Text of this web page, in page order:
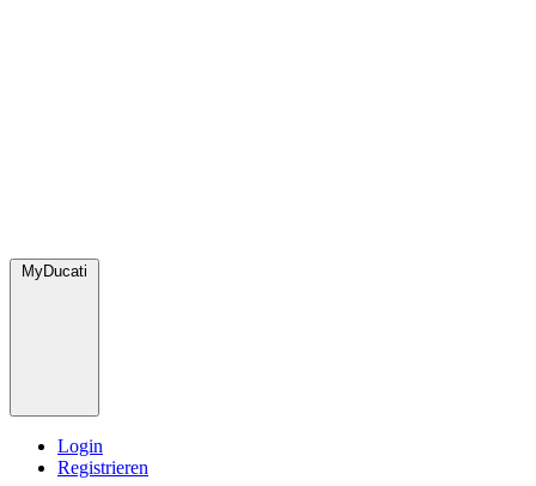
MyDucati
Login
Registrieren